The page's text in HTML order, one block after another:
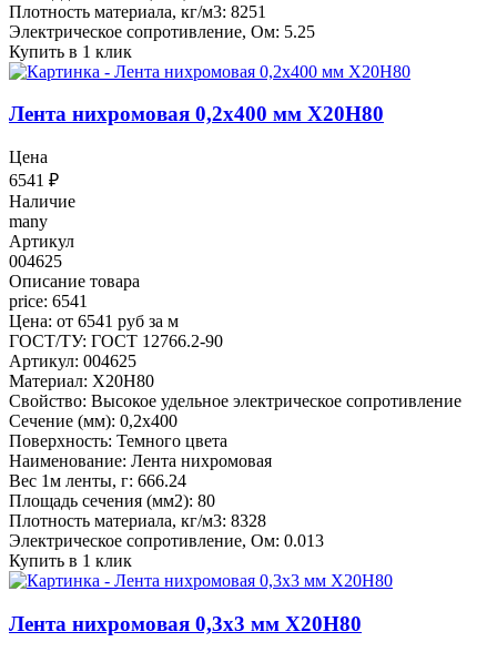
Плотность материала, кг/м3: 8251
Электрическое сопротивление, Ом: 5.25
Купить в 1 клик
Лента нихромовая 0,2x400 мм Х20Н80
Цена
6541 ₽
Наличие
many
Артикул
004625
Описание товара
price: 6541
Цена: от 6541 руб за м
ГОСТ/ТУ: ГОСТ 12766.2-90
Артикул: 004625
Материал: Х20Н80
Свойство: Высокое удельное электрическое сопротивление
Сечение (мм): 0,2x400
Поверхность: Темного цвета
Наименование: Лента нихромовая
Вес 1м ленты, г: 666.24
Площадь сечения (мм2): 80
Плотность материала, кг/м3: 8328
Электрическое сопротивление, Ом: 0.013
Купить в 1 клик
Лента нихромовая 0,3x3 мм Х20Н80